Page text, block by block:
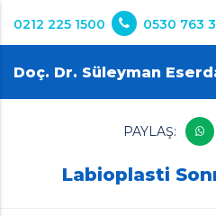
0212 225 1500 0530 763
Doç. Dr. Süleyman
PAYLAŞ:
Labioplasti